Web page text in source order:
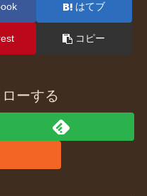
はてブ
コピー
ーする